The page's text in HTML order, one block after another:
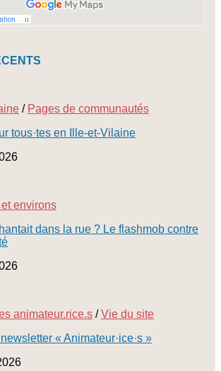
/ Pages de communautés
tous·tes en Ille-et-Vilaine
environs
dans la rue ? Le flashmob contre
animateur.rice.s /Vie du site
« Animateur·ice·s »